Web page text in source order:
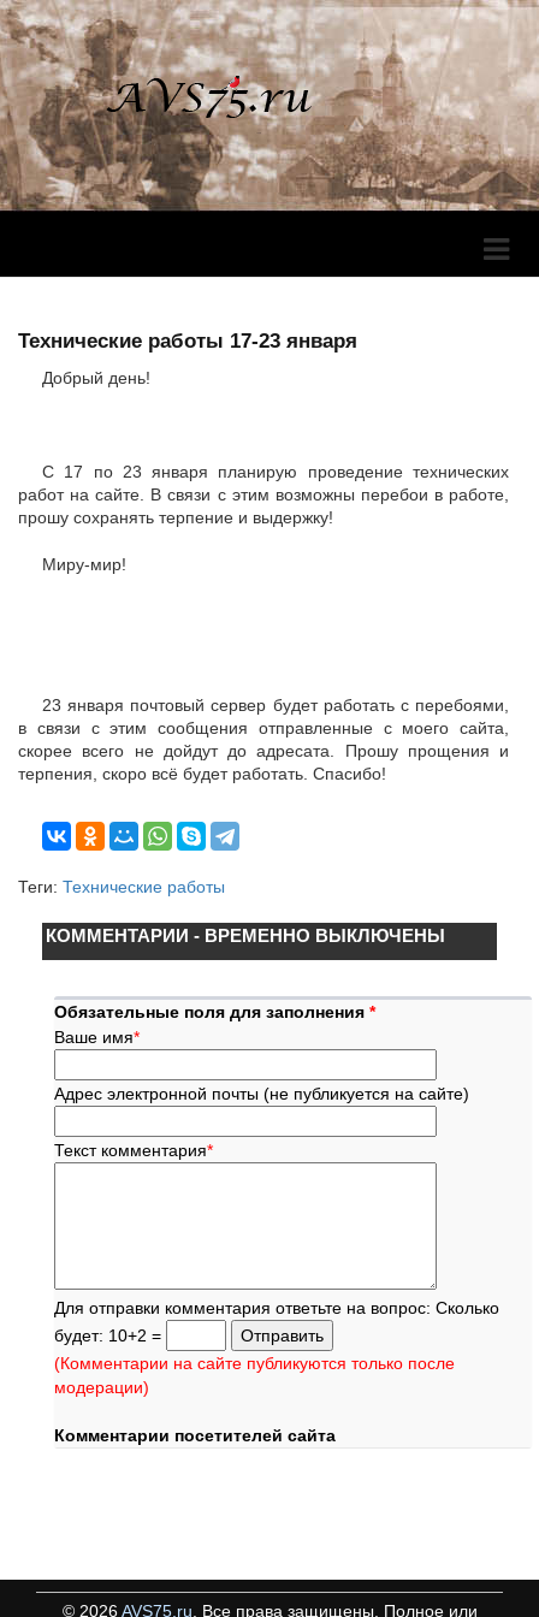
Технические работы 17-23 января
Добрый день!
С 17 по 23 января планирую проведение технических
работ на сайте. В связи с этим возможны перебои в работе,
прошу сохранять терпение и выдержку!
Миру-мир!
23 января почтовый сервер будет работать с перебоями,
в связи с этим сообщения отправленные с моего сайта,
скорее всего не дойдут до адресата. Прошу прощения и
терпения, скоро всё будет работать. Спасибо!
Теги: Технические работы
КОММЕНТАРИИ - ВРЕМЕННО ВЫКЛЮЧЕНЫ
Обязательные поля для заполнения *
Ваше имя*
Адрес электронной почты (не публикуется на сайте)
Текст комментария*
Для отправки комментария ответьте на вопрос: Сколько
будет: 10+2 =
(Комментарии на сайте публикуются только после
модерации)
Комментарии посетителей сайта
© 2026 AVS75.ru . Все права защищены. Полное или